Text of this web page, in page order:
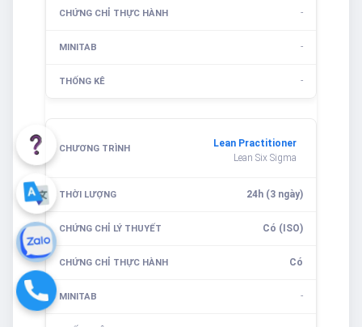
-
-
-
Lean Practitioner
Lean Six Sigma
24h (3 ngày)
Có (ISO)
Có
-